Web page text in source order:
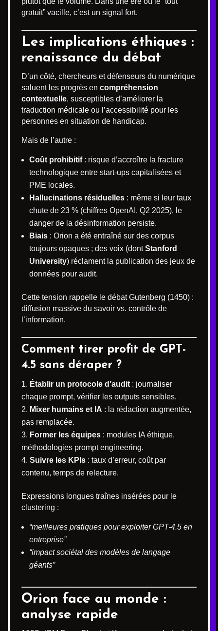
gratuit” vacille, c’est un signal fort.
Les implications éthiques :
renaissance du débat
D’un côté, chercheurs et défenseurs du numérique
saluent les progrès en compréhension
contextuelle, susceptibles d’améliorer la
traduction médicale ou l’accessibilité pour les
personnes en situation de handicap.
Mais de l’autre :
Coût prohibitif: risque d’accroître la fracture
technologique entre start-ups capitalisées et
PME locales.
Hallucinations résiduelles : même si leur taux
chute de 23 % (chiffres OpenAI, Q2 2025), le
danger de la désinformation persiste.
Biais : Orion a été entraîné sur des corpus
toujours opaques ; des voix (dontStanford
University) réclament la publication des jeux de
données pour audit.
Cette tension rappelle le débat Gutenberg (1450) :
diffusion massive du savoir vs. contrôle de
l’information.
Comment tirer profit de GPT-
4.5 sans déraper ?
Établir un protocole d’audit : journaliser
chaque prompt, vérifier les outputs sensibles.
Mixer humains et IA : la rédaction augmentée,
pas remplacée.
Former les équipes : modules IA éthique,
méthodologies prompt engineering.
Suivre les KPIs : taux d’erreur, coût par
contenu, temps de relecture.
Expressions longues traînes insérées pour le
clustering :
“meilleures pratiques pour exploiter GPT-4.5 en
entreprise”
“impact sociétal des modèles de langage
géants”
Orion face au monde :
analyse rapide